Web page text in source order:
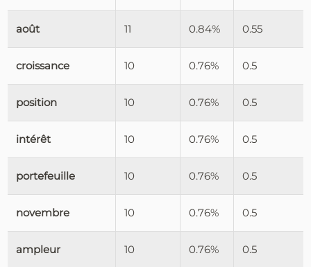
août 11 0.84% 0.55
croissance 10 0.76% 0.5
position 10 0.76% 0.5
intérêt 10 0.76% 0.5
portefeuille 10 0.76% 0.5
novembre 10 0.76% 0.5
ampleur 10 0.76% 0.5